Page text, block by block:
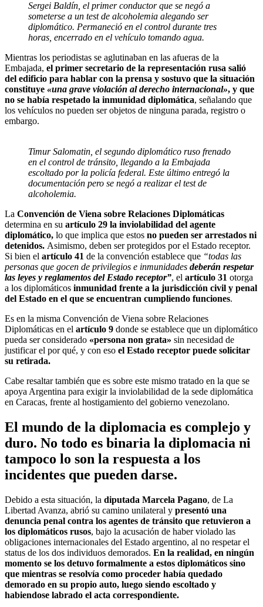
Sergei Baldín, el primer conductor que se negó a
someterse a un test de alcoholemia alegando ser
diplomático. Permaneció en el control durante tres
horas, encerrado en el vehículo tomando agua.
Mientras los periodistas se aglutinaban en las afueras de la
Embajada, el primer secretario de la representación rusa salió
del edificio para hablar con la prensa y sostuvo que la situación
constituye «una grave violación al derecho internacional», y que
no se había respetado la inmunidad diplomática, señalando que
los vehículos no pueden ser objetos de ninguna parada, registro o
embargo.
Timur Salomatin, el segundo diplomático ruso frenado
en el control de tránsito, llegando a la Embajada
escoltado por la policía federal. Este último entregó la
documentación pero se negó a realizar el test de
alcoholemia.
La Convención de Viena sobre Relaciones Diplomáticas
determina en su artículo 29 la inviolabilidad del agente
diplomático, lo que implica que estos no pueden ser arrestados ni
detenidos. Asimismo, deben ser protegidos por el Estado receptor.
Si bien el artículo 41 de la convención establece que “todas las
personas que gocen de privilegios e inmunidades deberán respetar
las leyes y reglamentos del Estado receptor”, el artículo 31 otorga
a los diplomáticos inmunidad frente a la jurisdicción civil y penal
del Estado en el que se encuentran cumpliendo funciones.
Es en la misma Convención de Viena sobre Relaciones
Diplomáticas en el artículo 9 donde se establece que un diplomático
pueda ser considerado «persona non grata» sin necesidad de
justificar el por qué, y con eso el Estado receptor puede solicitar
su retirada.
Cabe resaltar también que es sobre este mismo tratado en la que se
apoya Argentina para exigir la inviolabilidad de la sede diplomática
en Caracas, frente al hostigamiento del gobierno venezolano.
El mundo de la diplomacia es complejo y
duro. No todo es binaria la diplomacia ni
tampoco lo son la respuesta a los
incidentes que pueden darse.
Debido a esta situación, la diputada Marcela Pagano, de La
Libertad Avanza, abrió su camino unilateral y presentó una
denuncia penal contra los agentes de tránsito que retuvieron a
los diplomáticos rusos, bajo la acusación de haber violado las
obligaciones internacionales del Estado argentino, al no respetar el
status de los dos individuos demorados. En la realidad, en ningún
momento se los detuvo formalmente a estos diplomáticos sino
que mientras se resolvía como proceder había quedado
demorado en su propio auto, luego siendo escoltado y
habiendose labrado el acta correspondiente.